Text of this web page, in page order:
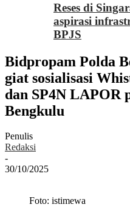
Reses di
aspirasi
BPJS
Bidpropam Polda
giat sosialisasi
dan SP4N LAPOR
Bengkulu
Penulis
Redaksi
-
30/10/2025
Foto: istimewa